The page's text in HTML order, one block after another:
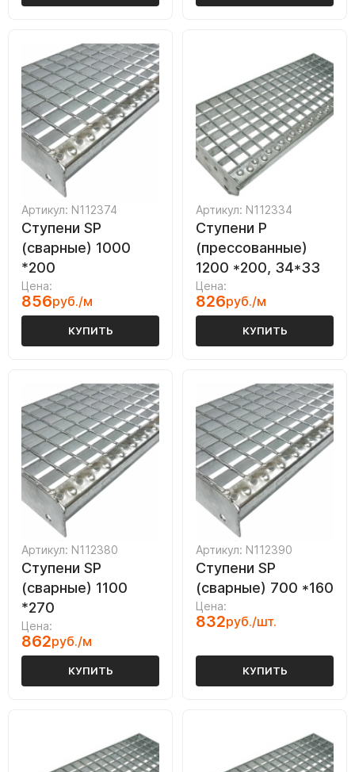
Артикул: N112374
Ступени SP
(сварные) 1000
*200
Цена:
856руб./м
КУПИТЬ
Артикул: N112334
Ступени P
(прессованные)
1200 *200, 34*33
Цена:
826руб./м
КУПИТЬ
Артикул: N112380
Ступени SP
(сварные) 1100
*270
Цена:
862руб./м
КУПИТЬ
Артикул: N112390
Ступени SP
(сварные) 700 *160
Цена:
832руб./шт.
КУПИТЬ